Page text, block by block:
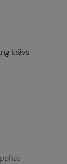
krävs